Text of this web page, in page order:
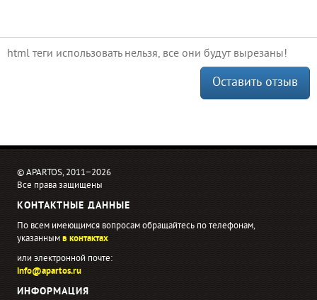
html теги использовать нельзя, все они будут вырезаны!
Оставить отзыв
© APARTOS, 2011−2026
Все права защищены
КОНТАКТНЫЕ ДАННЫЕ
По всем имеющимся вопросам обращайтесь по телефонам,
указаннымв контактах
или электронной почте:
info@apartos.ru
ИНФОРМАЦИЯ